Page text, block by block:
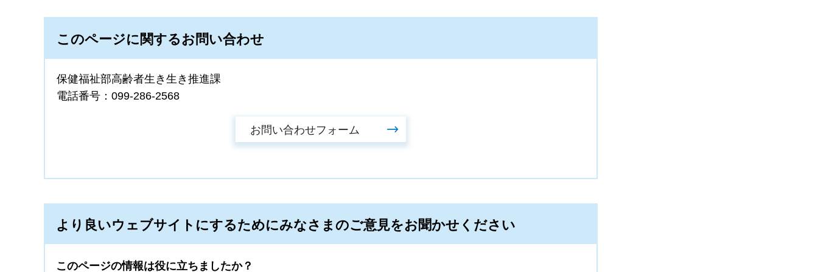
このページに関するお問い合わせ
保健福祉部高齢者生き生き推進課
電話番号：099-286-2568
より良いウェブサイトにするためにみなさまのご意見をお聞かせください
このページの情報は役に立ちましたか？